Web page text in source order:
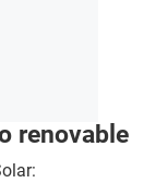
renovable